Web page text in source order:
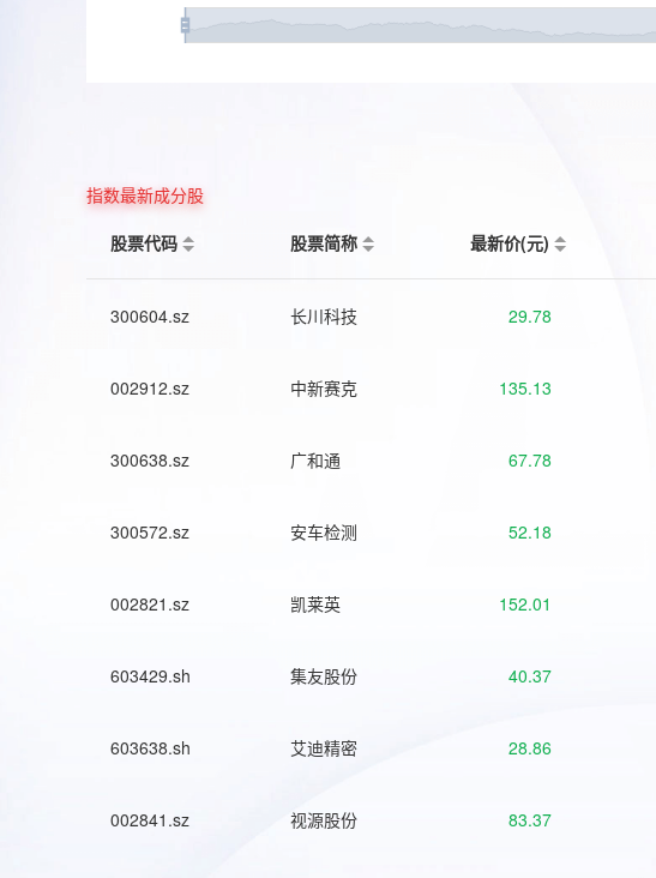
指数最新成分股
股票代码
股票简称 最新价(元)
300604.sz 长川科技 29.78
002912.sz 中新赛克 135.13
300638.sz 广和通 67.78
300572.sz 安车检测 52.18
002821.sz 凯莱英 152.01
603429.sh 集友股份 40.37
603638.sh 艾迪精密 28.86
002841.sz 视源股份 83.37